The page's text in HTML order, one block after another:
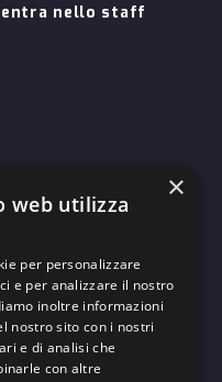
entra nello staff
×
web utilizza
per personalizzare
e per analizzare il nostro
inoltre informazioni
nostro sito con i nostri
e di analisi che
con altre